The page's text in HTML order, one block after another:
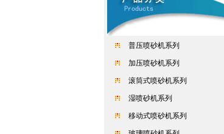
普压喷砂机系列
加压喷砂机系列
滚筒式喷砂机系列
湿喷砂机系列
移动式喷砂机系列